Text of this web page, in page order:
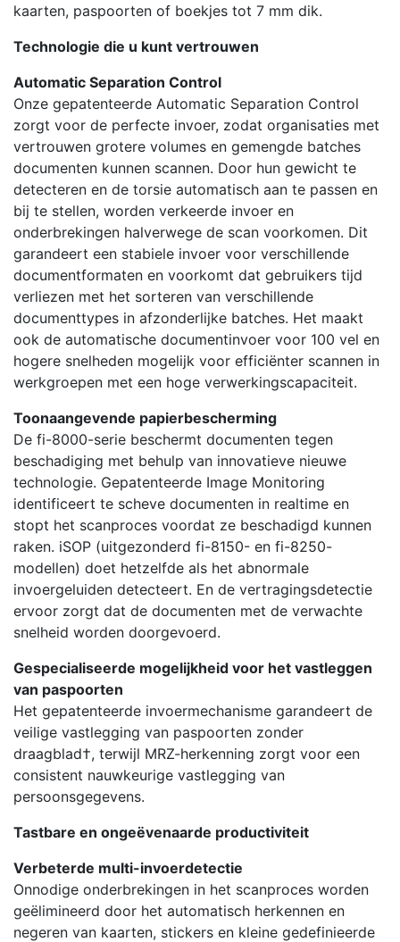
kaarten, paspoorten of boekjes tot 7 mm dik.
Technologie die u kunt vertrouwen
Automatic Separation Control
Onze gepatenteerde Automatic Separation Control
zorgt voor de perfecte invoer, zodat organisaties met
vertrouwen grotere volumes en gemengde batches
documenten kunnen scannen. Door hun gewicht te
detecteren en de torsie automatisch aan te passen en
bij te stellen, worden verkeerde invoer en
onderbrekingen halverwege de scan voorkomen. Dit
garandeert een stabiele invoer voor verschillende
documentformaten en voorkomt dat gebruikers tijd
verliezen met het sorteren van verschillende
documenttypes in afzonderlijke batches. Het maakt
ook de automatische documentinvoer voor 100 vel en
hogere snelheden mogelijk voor efficiënter scannen in
werkgroepen met een hoge verwerkingscapaciteit.
Toonaangevende papierbescherming
De fi-8000-serie beschermt documenten tegen
beschadiging met behulp van innovatieve nieuwe
technologie. Gepatenteerde Image Monitoring
identificeert te scheve documenten in realtime en
stopt het scanproces voordat ze beschadigd kunnen
raken. iSOP (uitgezonderd fi-8150- en fi-8250-
modellen) doet hetzelfde als het abnormale
invoergeluiden detecteert. En de vertragingsdetectie
ervoor zorgt dat de documenten met de verwachte
snelheid worden doorgevoerd.
Gespecialiseerde mogelijkheid voor het vastleggen
van paspoorten
Het gepatenteerde invoermechanisme garandeert de
veilige vastlegging van paspoorten zonder
draagblad†, terwijl MRZ-herkenning zorgt voor een
consistent nauwkeurige vastlegging van
persoonsgegevens.
Tastbare en ongeëvenaarde productiviteit
Verbeterde multi-invoerdetectie
Onnodige onderbrekingen in het scanproces worden
geëlimineerd door het automatisch herkennen en
negeren van kaarten, stickers en kleine gedefinieerde